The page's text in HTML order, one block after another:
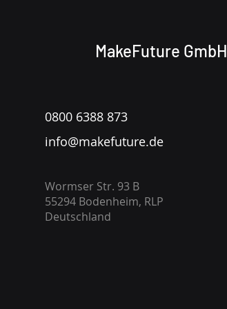
MakeFuture GmbH
0800 6388 873
info@makefuture.de
Wormser Str. 93 B
55294 Bodenheim, RLP
Deutschland